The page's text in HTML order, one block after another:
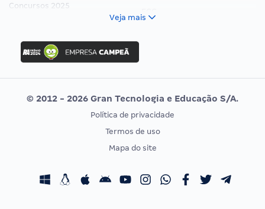
Concursos 2025
Concurso Ibama
Concurso MPU
Editais publicados
Vunesp
CONCURSOS POR PROFISSÃO
Concursos Fiscais
EXAME DE ORDEM
Calendário OAB
Veja mais
© 2012 - 2026 Gran Tecnologia e Educação S/A.
Política de privacidade
Termos de uso
Mapa do site